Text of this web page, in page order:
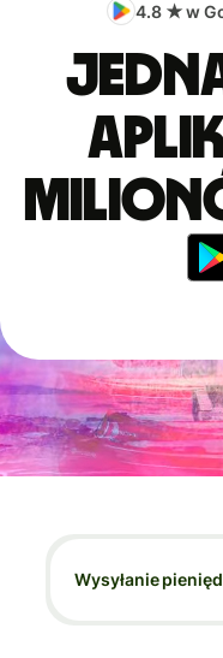
4.8 ★ w
Wysyłanie